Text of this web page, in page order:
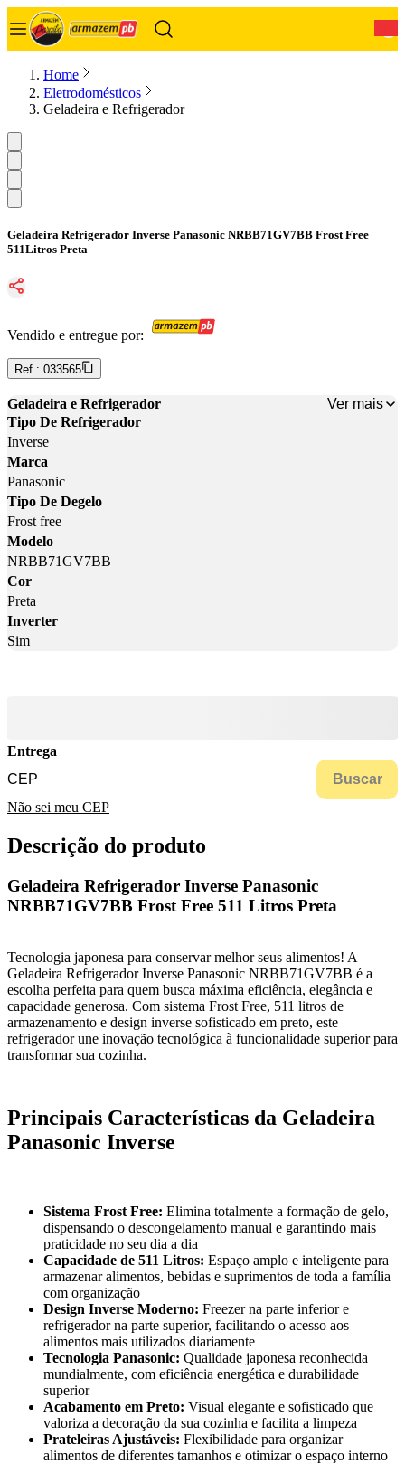
Home
Eletrodomésticos
Geladeira e Refrigerador
Geladeira Refrigerador Inverse Panasonic NRBB71GV7BB Frost Free
511Litros Preta
Vendido e entregue por:
Ref.: 033565
Geladeira e Refrigerador
Ver mais
Tipo De Refrigerador
Inverse
Marca
Panasonic
Tipo De Degelo
Frost free
Modelo
NRBB71GV7BB
Cor
Preta
Inverter
Sim
Entrega
Buscar
Não sei meu CEP
Descrição do produto
Geladeira Refrigerador Inverse Panasonic
NRBB71GV7BB Frost Free 511 Litros Preta
Tecnologia japonesa para conservar melhor seus alimentos! A
Geladeira Refrigerador Inverse Panasonic NRBB71GV7BB é a
escolha perfeita para quem busca máxima eficiência, elegância e
capacidade generosa. Com sistema Frost Free, 511 litros de
armazenamento e design inverse sofisticado em preto, este
refrigerador une inovação tecnológica à funcionalidade superior para
transformar sua cozinha.
Principais Características da Geladeira
Panasonic Inverse
Sistema Frost Free: Elimina totalmente a formação de gelo,
dispensando o descongelamento manual e garantindo mais
praticidade no seu dia a dia
Capacidade de 511 Litros: Espaço amplo e inteligente para
armazenar alimentos, bebidas e suprimentos de toda a família
com organização
Design Inverse Moderno: Freezer na parte inferior e
refrigerador na parte superior, facilitando o acesso aos
alimentos mais utilizados diariamente
Tecnologia Panasonic: Qualidade japonesa reconhecida
mundialmente, com eficiência energética e durabilidade
superior
Acabamento em Preto: Visual elegante e sofisticado que
valoriza a decoração da sua cozinha e facilita a limpeza
Prateleiras Ajustáveis: Flexibilidade para organizar
alimentos de diferentes tamanhos e otimizar o espaço interno